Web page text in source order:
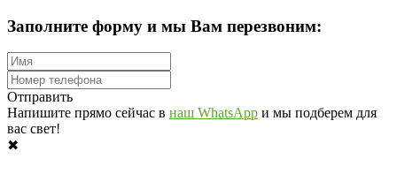
Заполните форму и мы Вам перезвоним:
Отправить
Напишите прямо сейчас в наш WhatsApp и мы подберем для
вас свет!
✖